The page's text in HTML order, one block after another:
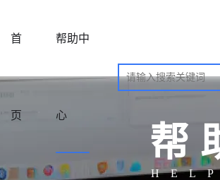
首
页
帮助中
心
帮